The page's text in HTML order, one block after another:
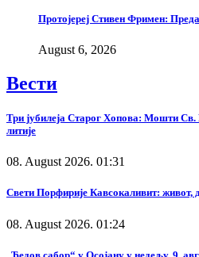
Протојереј Стивен Фримен:
August 6, 2026
Вести
Три јубилеја Старог Хопова: Мошти Св.
литије
08. August 2026. 01:31
Свети Порфирије Кавсокаливит: живот,
08. August 2026. 01:24